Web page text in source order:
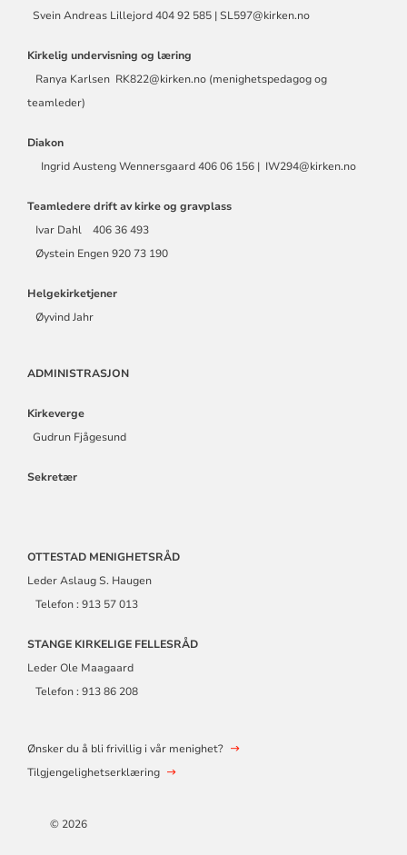
Svein Andreas Lillejord 404 92 585 | SL597@kirken.no
Kirkelig undervisning og læring
Ranya Karlsen RK822@kirken.no (menighetspedagog og
teamleder)
Diakon
Ingrid Austeng Wennersgaard 406 06 156 | IW294@kirken.no
Teamledere drift av kirke og gravplass
Ivar Dahl 406 36 493
Øystein Engen 920 73 190
Helgekirketjener
Øyvind Jahr
ADMINISTRASJON
Kirkeverge
Gudrun Fjågesund
Sekretær
OTTESTAD MENIGHETSRÅD
Leder Aslaug S. Haugen
Telefon : 913 57 013
STANGE KIRKELIGE FELLESRÅD
Leder Ole Maagaard
Telefon : 913 86 208
Ønsker du å bli frivillig i vår menighet?
Tilgjengelighetserklæring
© 2026